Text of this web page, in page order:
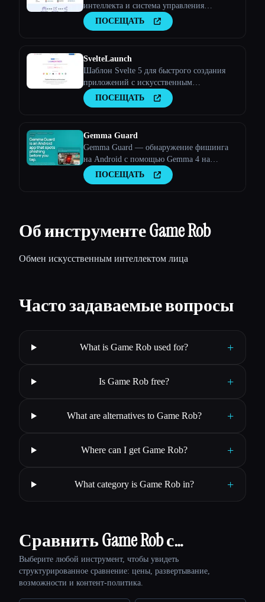
интеллекта и система управления
обучением
ПОСЕЩАТЬ
SvelteLaunch
Шаблон Svelte 5 для быстрого создания
приложений с искусственным
интеллектом
ПОСЕЩАТЬ
Gemma Guard
Gemma Guard — обнаружение фишинга
на Android с помощью Gemma 4 на
устройстве
ПОСЕЩАТЬ
Об инструменте Game Rob
Обмен искусственным интеллектом лица
Часто задаваемые вопросы
What is Game Rob used for? +
Is Game Rob free? +
What are alternatives to Game Rob? +
Where can I get Game Rob? +
What category is Game Rob in? +
Сравнить Game Rob с…
Выберите любой инструмент, чтобы увидеть
структурированное сравнение: цены, развертывание,
возможности и контент-политика.